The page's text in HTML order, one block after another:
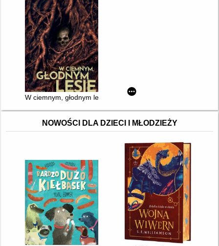
W ciemnym, głodnym lesie
NOWOŚCI DLA DZIECI I MŁODZIEŻY